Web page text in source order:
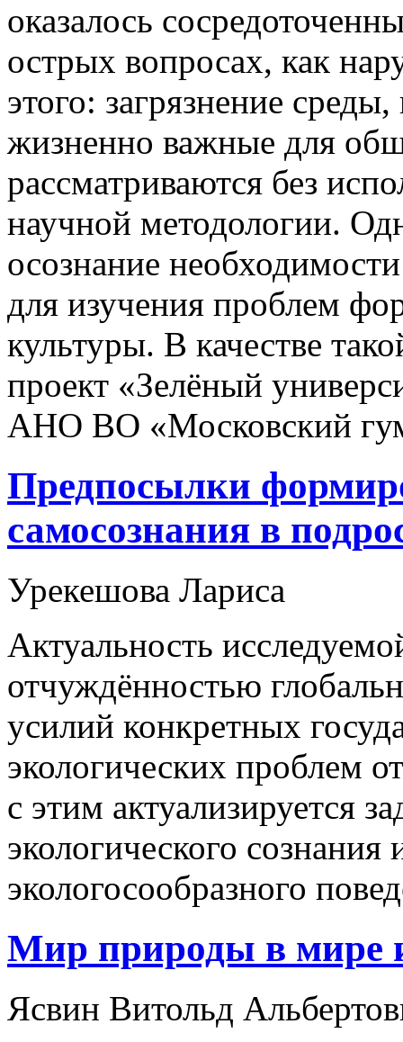
оказалось
острых вопросах, как
этого: загрязнение
жизненно важные для
рассматриваются без
научной методологии.
осознание
для изучения проблем
культуры. В качестве
проект «Зелёный
АНО ВО «Московский
Предпосылки
самосознания в
Урекешова Лариса
Актуальность
отчуждённостью
усилий конкретных
экологических проблем
с этим актуализируется
экологического
экологосообразного
Мир природы в мире
Ясвин Витольд